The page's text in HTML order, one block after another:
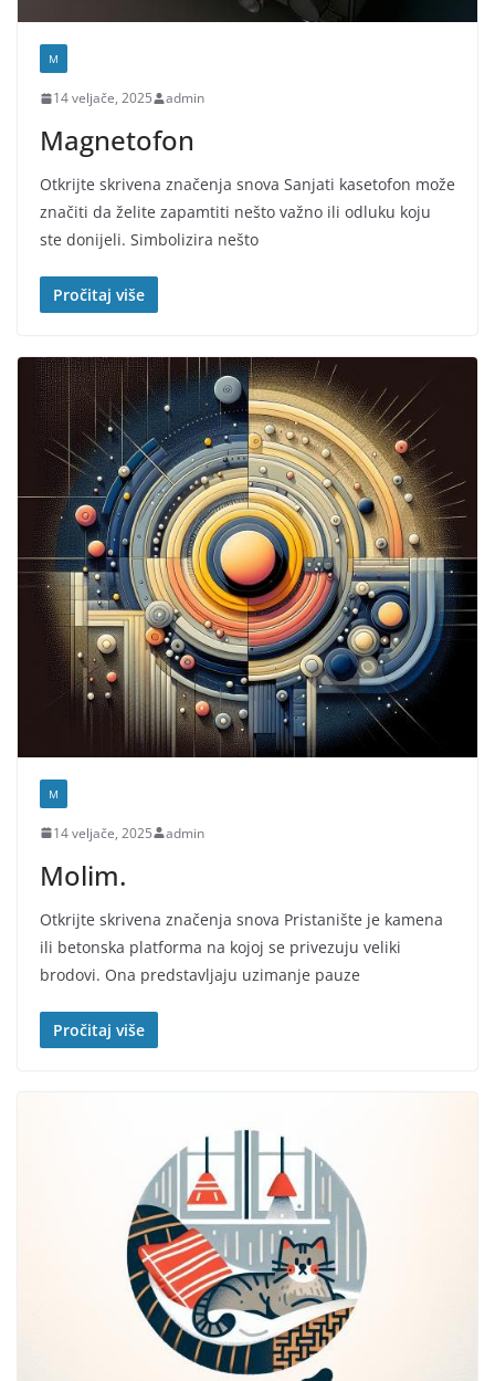
M
14 veljače, 2025 admin
Magnetofon
Otkrijte skrivena značenja snova Sanjati kasetofon može
značiti da želite zapamtiti nešto važno ili odluku koju
ste donijeli. Simbolizira nešto
Pročitaj više
M
14 veljače, 2025 admin
Molim.
Otkrijte skrivena značenja snova Pristanište je kamena
ili betonska platforma na kojoj se privezuju veliki
brodovi. Ona predstavljaju uzimanje pauze
Pročitaj više